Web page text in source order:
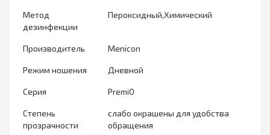
Метод
дезинфекции
Пероксидный,Химический
Производитель Menicon
Режим ношения Дневной
Серия PremiO
Степень
прозрачности
слабо окрашены для удобства
обращения